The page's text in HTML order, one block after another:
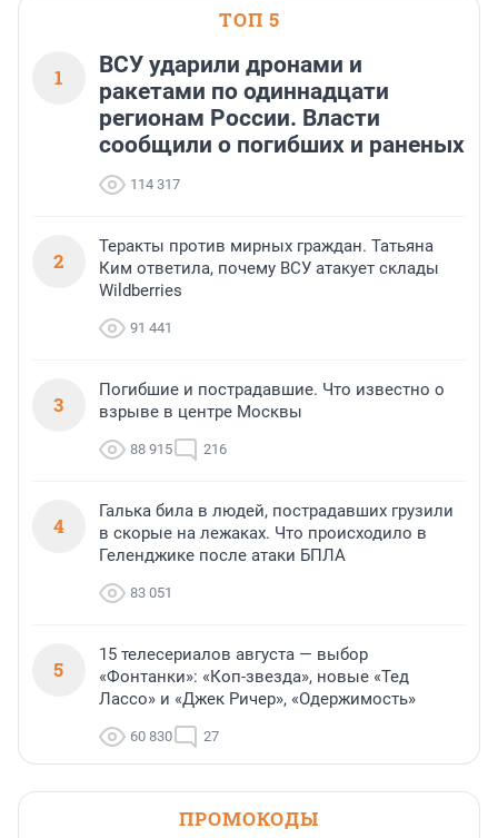
ТОП 5
1
ВСУ ударили дронами и
ракетами по одиннадцати
регионам России. Власти
сообщили о погибших и раненых
114 317
2
Теракты против мирных граждан. Татьяна
Ким ответила, почему ВСУ атакует склады
Wildberries
91 441
3
Погибшие и пострадавшие. Что известно о
взрыве в центре Москвы
88 915 216
4
Галька била в людей, пострадавших грузили
в скорые на лежаках. Что происходило в
Геленджике после атаки БПЛА
83 051
5
15 телесериалов августа — выбор
«Фонтанки»: «Коп-звезда», новые «Тед
Лассо» и «Джек Ричер», «Одержимость»
60 830 27
ПРОМОКОДЫ